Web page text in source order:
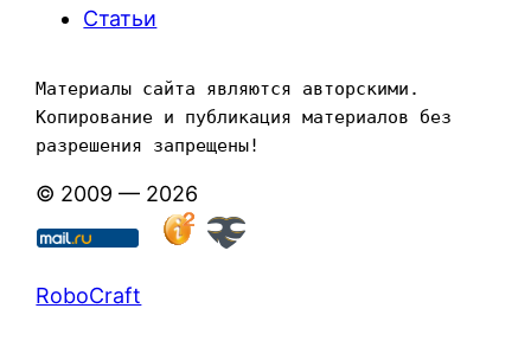
Статьи
Материалы сайта являются авторскими.
Копирование и публикация материалов без
разрешения запрещены!
© 2009 — 2026
RoboCraft